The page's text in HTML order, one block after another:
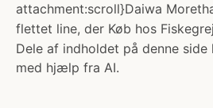
attachment:scroll}Daiwa
flettet line, der Køb hos
Dele af indholdet på denne
med hjælp fra AI.